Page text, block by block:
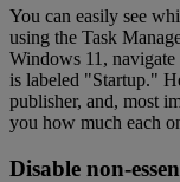
You can easily see
using the Task
Windows 11,
is labeled "Startup."
publisher, and, most
you how much each
Disable non-